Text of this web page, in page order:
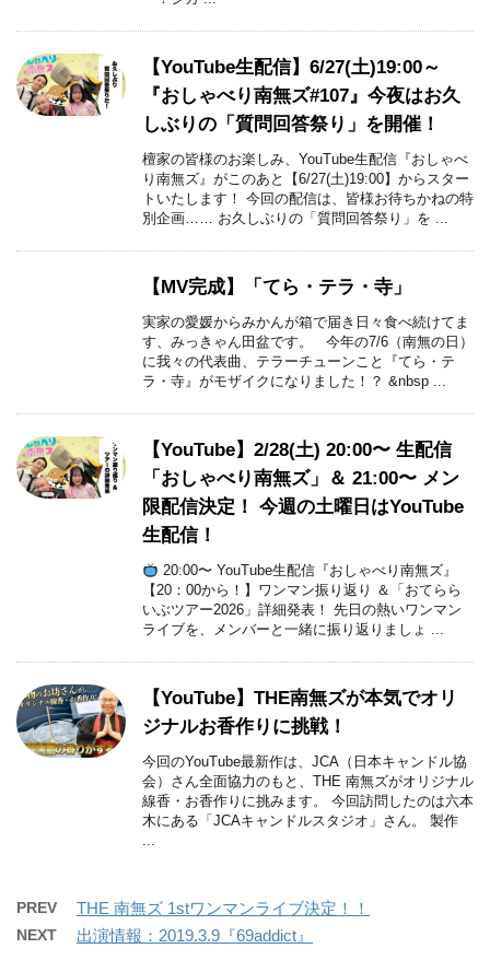
【YouTube生配信】6/27(土)19:00～
『おしゃべり南無ズ#107』今夜はお久
しぶりの「質問回答祭り」を開催！
檀家の皆様のお楽しみ、YouTube生配信『おしゃべ
り南無ズ』がこのあと【6/27(土)19:00】からスター
トいたします！ 今回の配信は、皆様お待ちかねの特
別企画…… お久しぶりの「質問回答祭り」を ...
【MV完成】「てら・テラ・寺」
実家の愛媛からみかんが箱で届き日々食べ続けてま
す、みっきゃん田盆です。 今年の7/6（南無の日）
に我々の代表曲、テラーチューンこと『てら・テ
ラ・寺』がモザイクになりました！？ &nbsp ...
【YouTube】2/28(土) 20:00〜 生配信
「おしゃべり南無ズ」＆ 21:00〜 メン
限配信決定！ 今週の土曜日はYouTube
生配信！
20:00〜 YouTube生配信『おしゃべり南無ズ』
【20：00から！】ワンマン振り返り ＆「おてらら
いぶツアー2026」詳細発表！ 先日の熱いワンマン
ライブを、メンバーと一緒に振り返りましょ ...
【YouTube】THE南無ズが本気でオリ
ジナルお香作りに挑戦！
今回のYouTube最新作は、JCA（日本キャンドル協
会）さん全面協力のもと、THE 南無ズがオリジナル
線香・お香作りに挑みます。 今回訪問したのは六本
木にある「JCAキャンドルスタジオ」さん。 製作
...
PREV THE 南無ズ 1stワンマンライブ決定！！
NEXT 出演情報：2019.3.9『69addict』